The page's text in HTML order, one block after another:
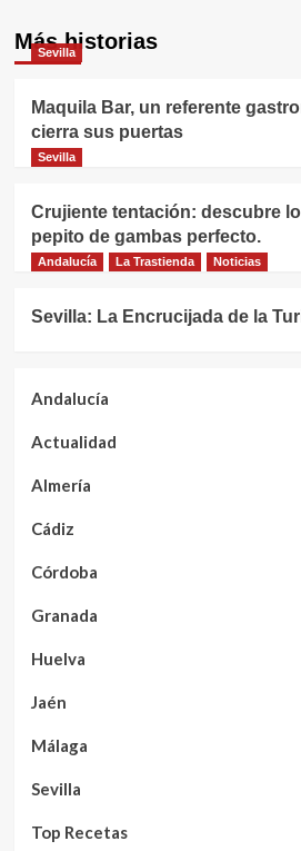
Más historias
Sevilla
Maquila Bar, un referente
cierra sus puertas
Sevilla
Crujiente tentación: descubre
pepito de gambas perfecto.
Andalucía La Trastienda Noticias
Sevilla: La Encrucijada de la
Andalucía
Actualidad
Almería
Cádiz
Córdoba
Granada
Huelva
Jaén
Málaga
Sevilla
Top Recetas